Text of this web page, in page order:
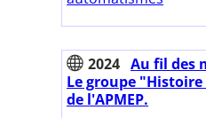
2024 Au fil des
Le groupe
de l'APMEP.